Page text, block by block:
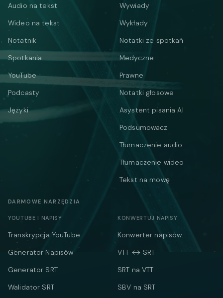
Audio na tekst
Wideo na tekst
Notatnik
Spotkania
YouTube
Podcasty
Języki
Wywiady
Wykłady
Notatki ze spotkań
Medyczne
Prawne
Notatki głosowe
Asystent pisania AI
Podsumowacz
Tłumaczenie audio
Tłumaczenie wideo
Tekst na mowę
DARMOWE NARZĘDZIA
YOUTUBE I NAPISY
Transkrypcja YouTube
Generator Napisów
Generator SRT
Walidator SRT
KONWERTUJ NAPISY
Konwerter napisów
VTT ↔ SRT
SRT na VTT
SBV na SRT